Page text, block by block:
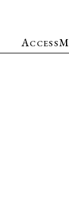
ACCESSM